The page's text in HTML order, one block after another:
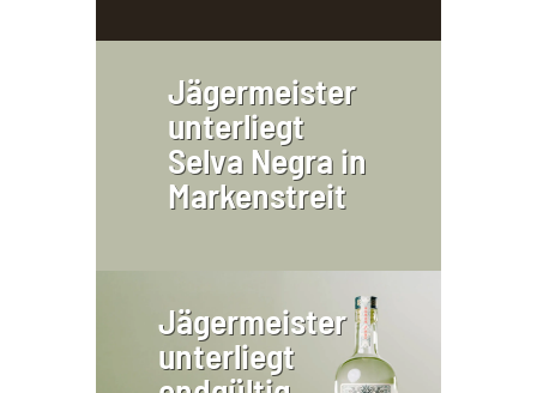
Jägermeister
unterliegt
Selva Negra in
Markenstreit
Jägermeister
unterliegt